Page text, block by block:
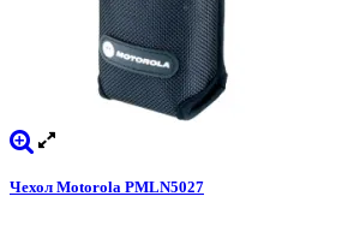
Чехол Motorola PMLN5027